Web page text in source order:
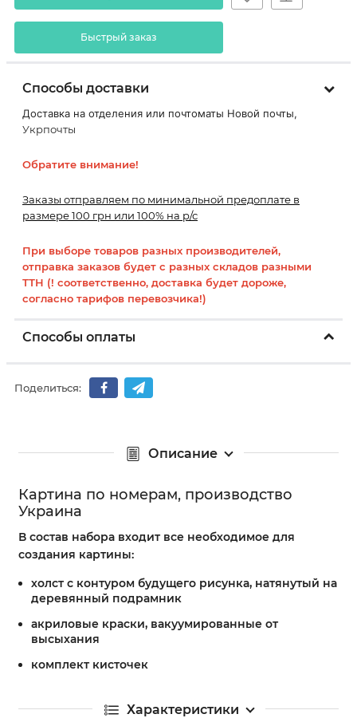
Быстрый заказ
Способы доставки
Доставка на отделения или почтоматы Новой почты,
Укрпочты
Обратите внимание!
Заказы отправляем по минимальной предоплате в
размере 100 грн или 100% на р/с
При выборе товаров разных производителей,
отправка заказов будет с разных складов разными
ТТН (! соответственно, доставка будет дороже,
согласно тарифов перевозчика!)
Способы оплаты
Поделиться:
Описание
Картина по номерам, производство
Украина
В состав набора входит все необходимое для
создания картины:
холст с контуром будущего рисунка, натянутый на
деревянный подрамник
акриловые краски, вакуумированные от
высыхания
комплект кисточек
Характеристики